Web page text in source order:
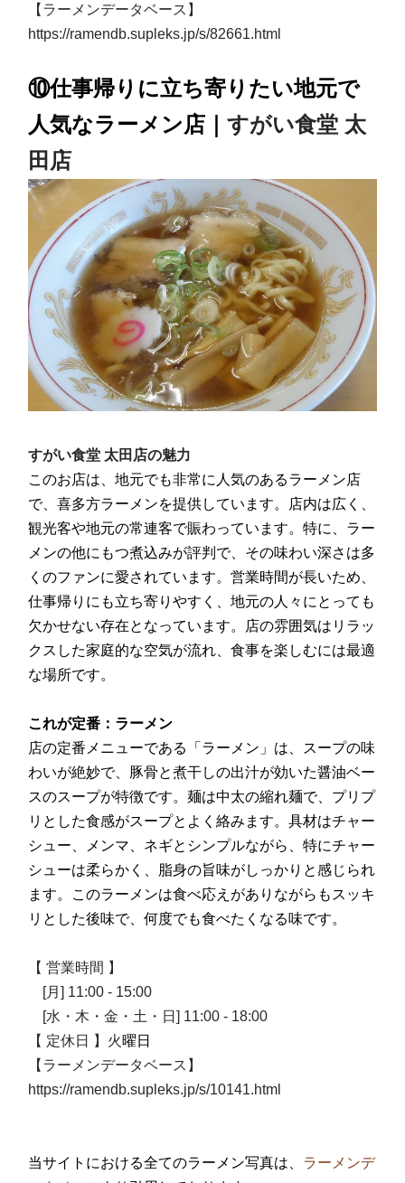
【ラーメンデータベース】
https://ramendb.supleks.jp/s/82661.html
⑩仕事帰りに立ち寄りたい地元で
人気なラーメン店
すがい食堂 太
田店
すがい食堂 太田店の魅力
このお店は、地元でも非常に人気のあるラーメン店
で、喜多方ラーメンを提供しています。店内は広く、
観光客や地元の常連客で賑わっています。特に、ラー
メンの他にもつ煮込みが評判で、その味わい深さは多
くのファンに愛されています。営業時間が長いため、
仕事帰りにも立ち寄りやすく、地元の人々にとっても
欠かせない存在となっています。店の雰囲気はリラッ
クスした家庭的な空気が流れ、食事を楽しむには最適
な場所です。
これが定番：ラーメン
店の定番メニューである「ラーメン」は、スープの味
わいが絶妙で、豚骨と煮干しの出汁が効いた醤油ベー
スのスープが特徴です。麺は中太の縮れ麺で、プリプ
リとした食感がスープとよく絡みます。具材はチャー
シュー、メンマ、ネギとシンプルながら、特にチャー
シューは柔らかく、脂身の旨味がしっかりと感じられ
ます。このラーメンは食べ応えがありながらもスッキ
リとした後味で、何度でも食べたくなる味です。
【 営業時間 】
[月] 11:00 - 15:00
[水・木・金・土・日] 11:00 - 18:00
【 定休日 】火曜日
【ラーメンデータベース】
https://ramendb.supleks.jp/s/10141.html
当サイトにおける全てのラーメン写真は、 ラーメンデ